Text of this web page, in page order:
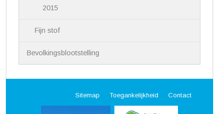
2015
Fijn stof
Bevolkingsblootstelling
Sitemap Toegankelijkheid Contact